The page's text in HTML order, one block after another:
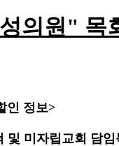
의원" 목
인 정보>
미자립교회 담